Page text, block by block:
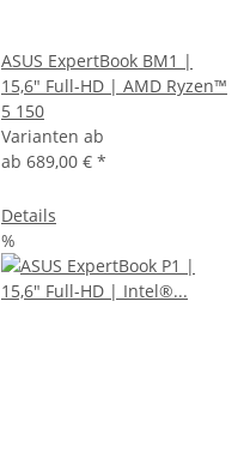
ASUS ExpertBook BM1 |
15,6" Full-HD | AMD Ryzen™
5 150
Varianten ab
ab 689,00 € *
Details
%